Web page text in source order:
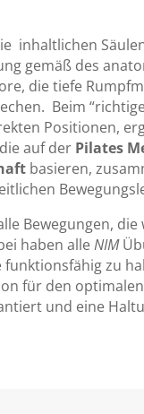
inhaltlichen
gemäß des
die tiefe
Beim
Positionen,
auf der Pilates
basieren,
Bewegungen,
haben alleNIM
zu
für den
und eine